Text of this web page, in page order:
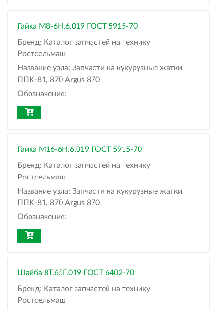
Гайка М8-6Н.6.019 ГОСТ 5915-70
Бренд: Каталог запчастей на технику
Ростсельмаш
Название узла: Запчасти на кукурузные жатки
ППК-81, 870 Argus 870
Обозначение:
Гайка М16-6Н.6.019 ГОСТ 5915-70
Бренд: Каталог запчастей на технику
Ростсельмаш
Название узла: Запчасти на кукурузные жатки
ППК-81, 870 Argus 870
Обозначение:
Шайба 8Т.65Г.019 ГОСТ 6402-70
Бренд: Каталог запчастей на технику
Ростсельмаш